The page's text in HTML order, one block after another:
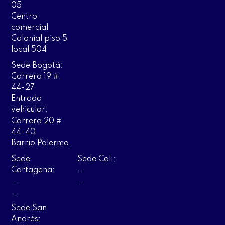
Sede Bogotá:
Carrera 19 #
44-27
Entrada
vehicular:
Carrera 20 #
44-40
Barrio Palermo.
05
Centro
comercial
Colonial piso 5
local 504
Sede
Cartagena:
...
...
Sede Cali:
...
...
Sede San
Andrés: